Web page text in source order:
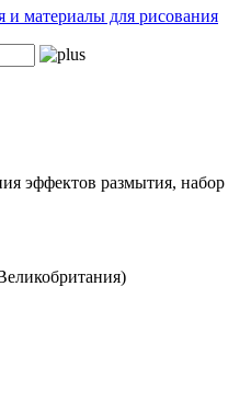
материалы для рисования
эффектов размытия, набор